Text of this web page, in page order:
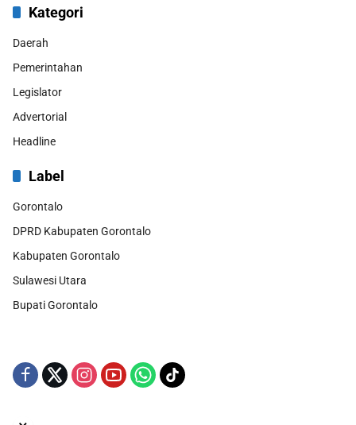
Kategori
Daerah
Pemerintahan
Legislator
Advertorial
Headline
Label
Gorontalo
DPRD Kabupaten Gorontalo
Kabupaten Gorontalo
Sulawesi Utara
Bupati Gorontalo